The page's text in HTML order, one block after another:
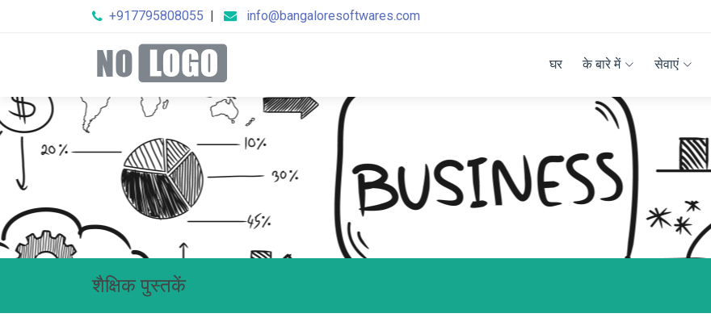
+917795808055 | info@bangaloresoftwares.com
घर के बारे में सेवाएं
शैक्षिक पुस्तकें